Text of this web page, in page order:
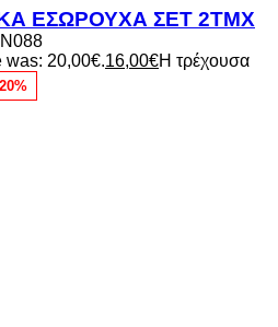
ΕΣΩΡΟΥΧΑ ΣΕΤ 2ΤΜΧ
was: 20,00€.16,00€Η τρέχουσα
20%